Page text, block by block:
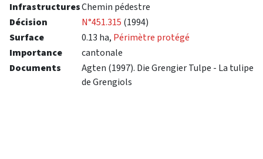
InfrastructuresChemin pédestre
Décision
N°451.315 (1994)
Surface
0.13 ha, Périmètre protégé
Importance
cantonale
Documents
Agten (1997). Die Grengier Tulpe - La tulipe
de Grengiols